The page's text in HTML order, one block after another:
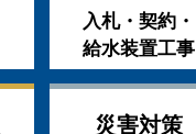
入札・契約・
給水装置工事
災害対策